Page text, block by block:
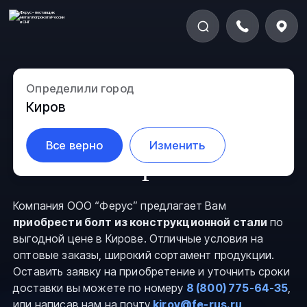
Определили город
Киров
Все верно Изменить
Болты из
конструкционной
стали в Кирове
Компания ООО “Ферус” предлагает Вам
приобрести болт из конструкционной стали по
выгодной цене в Кирове. Отличные условия на
оптовые заказы, широкий сортамент продукции.
Оставить заявку на приобретение и уточнить сроки
доставки вы можете по номеру 8 (800) 775-64-35,